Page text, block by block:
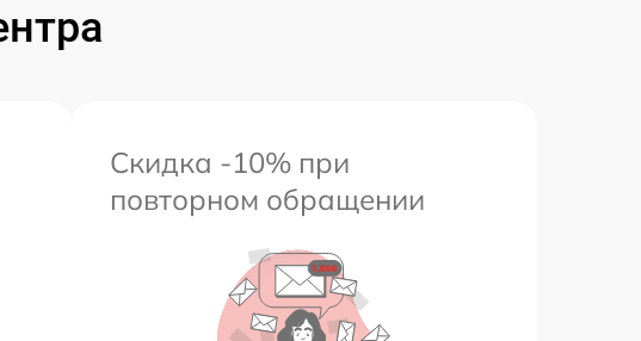
Скидка -10% при
повторном обращении